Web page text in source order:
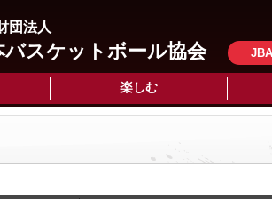
団法人
バスケットボール協会
楽しむ